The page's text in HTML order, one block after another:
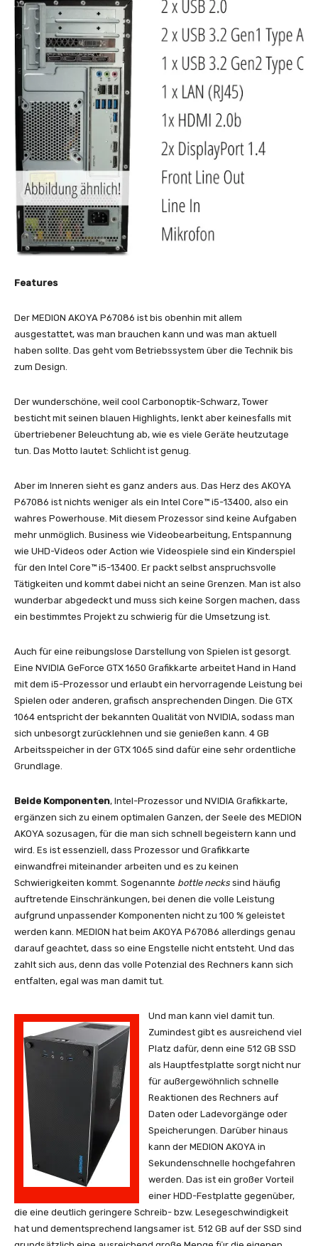
Features
Der MEDION AKOYA P67086 ist bis obenhin mit allem
ausgestattet, was man brauchen kann und was man aktuell
haben sollte. Das geht vom Betriebssystem über die Technik bis
zum Design.
Der wunderschöne, weil cool Carbonoptik-Schwarz, Tower
besticht mit seinen blauen Highlights, lenkt aber keinesfalls mit
übertriebener Beleuchtung ab, wie es viele Geräte heutzutage
tun. Das Motto lautet: Schlicht ist genug.
Aber im Inneren sieht es ganz anders aus. Das Herz des AKOYA
P67086 ist nichts weniger als ein Intel Core™ i5-13400, also ein
wahres Powerhouse. Mit diesem Prozessor sind keine Aufgaben
mehr unmöglich. Business wie Videobearbeitung, Entspannung
wie UHD-Videos oder Action wie Videospiele sind ein Kinderspiel
für den Intel Core™ i5-13400. Er packt selbst anspruchsvolle
Tätigkeiten und kommt dabei nicht an seine Grenzen. Man ist also
wunderbar abgedeckt und muss sich keine Sorgen machen, dass
ein bestimmtes Projekt zu schwierig für die Umsetzung ist.
Auch für eine reibungslose Darstellung von Spielen ist gesorgt.
Eine NVIDIA GeForce GTX 1650 Grafikkarte arbeitet Hand in Hand
mit dem i5-Prozessor und erlaubt ein hervorragende Leistung bei
Spielen oder anderen, grafisch ansprechenden Dingen. Die GTX
1064 entspricht der bekannten Qualität von NVIDIA, sodass man
sich unbesorgt zurücklehnen und sie genießen kann. 4 GB
Arbeitsspeicher in der GTX 1065 sind dafür eine sehr ordentliche
Grundlage.
Beide Komponenten, Intel-Prozessor und NVIDIA Grafikkarte,
ergänzen sich zu einem optimalen Ganzen, der Seele des MEDION
AKOYA sozusagen, für die man sich schnell begeistern kann und
wird. Es ist essenziell, dass Prozessor und Grafikkarte
einwandfrei miteinander arbeiten und es zu keinen
Schwierigkeiten kommt. Sogenannte bottle necks sind häufig
auftretende Einschränkungen, bei denen die volle Leistung
aufgrund unpassender Komponenten nicht zu 100 % geleistet
werden kann. MEDION hat beim AKOYA P67086 allerdings genau
darauf geachtet, dass so eine Engstelle nicht entsteht. Und das
zahlt sich aus, denn das volle Potenzial des Rechners kann sich
entfalten, egal was man damit tut.
Und man kann viel damit tun.
Zumindest gibt es ausreichend viel
Platz dafür, denn eine 512 GB SSD
als Hauptfestplatte sorgt nicht nur
für außergewöhnlich schnelle
Reaktionen des Rechners auf
Daten oder Ladevorgänge oder
Speicherungen. Darüber hinaus
kann der MEDION AKOYA in
Sekundenschnelle hochgefahren
werden. Das ist ein großer Vorteil
einer HDD-Festplatte gegenüber,
die eine deutlich geringere Schreib- bzw. Lesegeschwindigkeit
hat und dementsprechend langsamer ist. 512 GB auf der SSD sind